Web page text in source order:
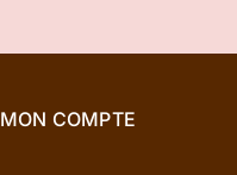
MON COMPTE